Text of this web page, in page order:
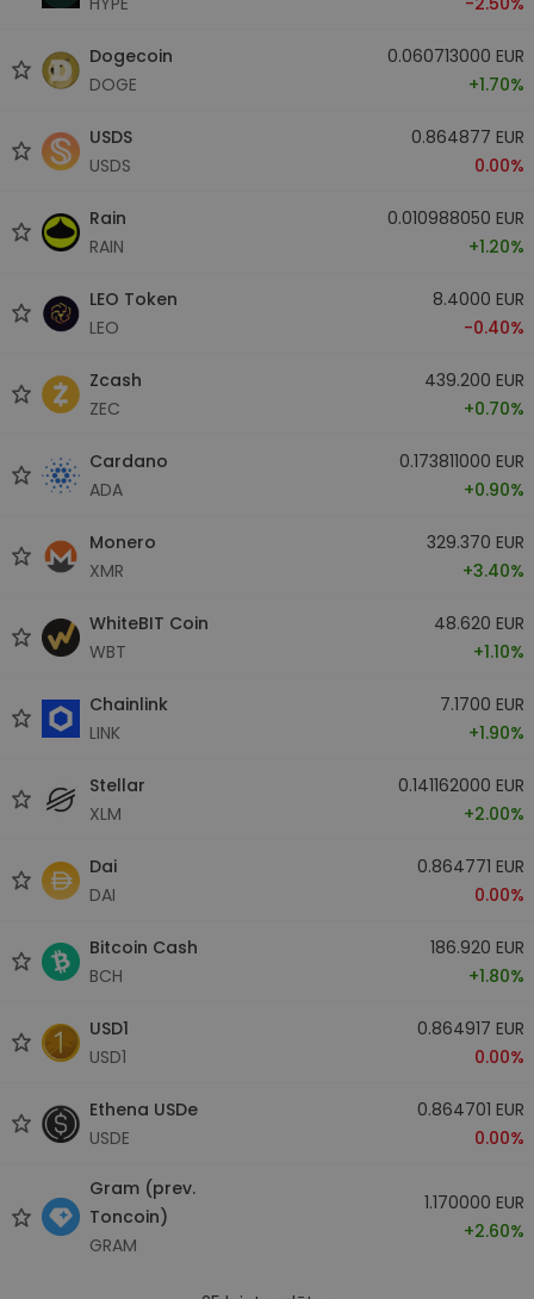
Dogecoin
DOGE
0.060713000 EUR
+1.70%
USDS
USDS
0.864877 EUR
0.00%
Rain
RAIN
0.010988050 EUR
+1.20%
LEO Token
LEO
8.4000 EUR
-0.40%
Zcash
ZEC
439.200 EUR
+0.70%
Cardano
ADA
0.173811000 EUR
+0.90%
Monero
XMR
329.370 EUR
+3.40%
WhiteBIT Coin
WBT
48.620 EUR
+1.10%
Chainlink
LINK
7.1700 EUR
+1.90%
Stellar
XLM
0.141162000 EUR
+2.00%
Dai
DAI
0.864771 EUR
0.00%
Bitcoin Cash
BCH
186.920 EUR
+1.80%
USD1
USD1
0.864917 EUR
0.00%
Ethena USDe
USDE
0.864701 EUR
0.00%
Gram (prev.
Toncoin)
GRAM
1.170000 EUR
+2.60%